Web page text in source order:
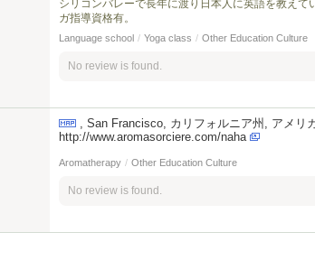
シリコンバレーで長年に渡り日本人に英語を教え
ガ指導資格有。
Language school / Yoga class / Other Education Culture
No review is found.
, San Francisco, カリフォルニア州, アメリ
http://www.aromasorciere.com/naha
Aromatherapy / Other Education Culture
No review is found.